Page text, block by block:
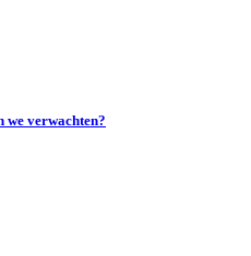
we verwachten?